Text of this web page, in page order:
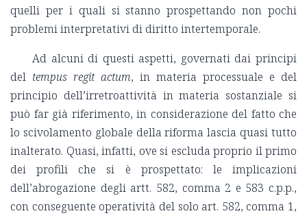
quelli per i quali si stanno prospettando non pochi
problemi interpretativi di diritto intertemporale.
Ad alcuni di questi aspetti, governati dai principi
del tempus regit actum, in materia processuale e del
principio dell’irretroattività in materia sostanziale si
può far già riferimento, in considerazione del fatto che
lo scivolamento globale della riforma lascia quasi tutto
inalterato. Quasi, infatti, ove si escluda proprio il primo
dei profili che si è prospettato: le implicazioni
dell’abrogazione degli artt. 582, comma 2 e 583 c.p.p.,
con conseguente operatività del solo art. 582, comma 1,